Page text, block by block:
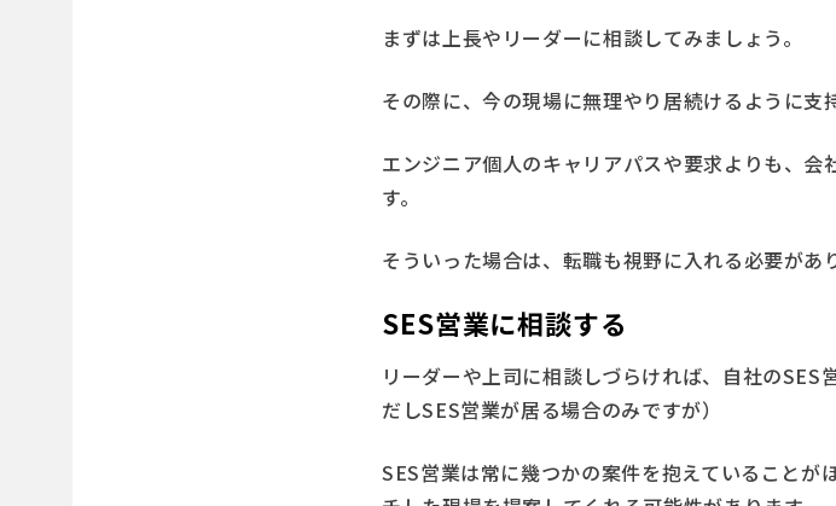
まずは上長やリーダーに相談してみましょう。
その際に、今の現場に無理やり居続けるように支
エンジニア個人のキャリアパスや要求よりも、
す。
そういった場合は、転職も視野に入れる必要があ
SES営業に相談する
リーダーや上司に相談しづらければ、自社の
だしSES営業が居る場合のみですが）
SES営業は常に幾つかの案件を抱えていることが